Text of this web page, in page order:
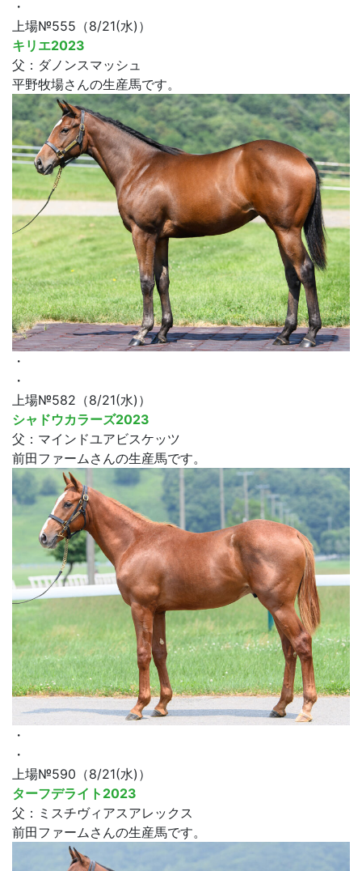
・
上場№555（8/21(水)）
キリエ2023
父：ダノンスマッシュ
平野牧場さんの生産馬です。
・
・
上場№582（8/21(水)）
シャドウカラーズ2023
父：マインドユアビスケッツ
前田ファームさんの生産馬です。
・
・
上場№590（8/21(水)）
ターフデライト2023
父：ミスチヴィアスアレックス
前田ファームさんの生産馬です。